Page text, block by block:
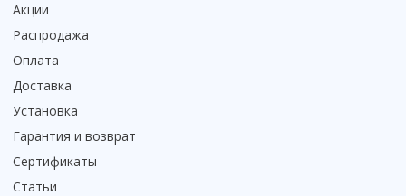
Акции
Распродажа
Оплата
Доставка
Установка
Гарантия и возврат
Сертификаты
Статьи